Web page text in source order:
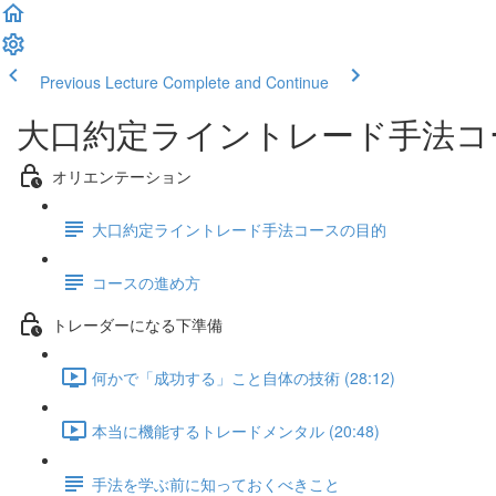
Previous Lecture Complete and Continue
大口約定ライントレード手法
オリエンテーション
大口約定ライントレード手法コースの目的
コースの進め方
トレーダーになる下準備
何かで「成功する」こと自体の技術 (28:12)
本当に機能するトレードメンタル (20:48)
手法を学ぶ前に知っておくべきこと